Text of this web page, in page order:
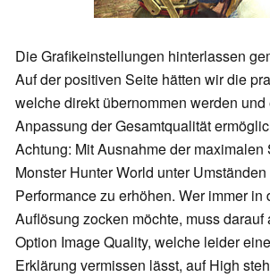
Die Grafikeinstellungen hinterlassen
Auf der positiven Seite hätten wir die
welche direkt übernommen werden
Anpassung der Gesamtqualität
Achtung: Mit Ausnahme der maximalen
Monster Hunter World unter
Performance zu erhöhen. Wer immer in
Auflösung zocken möchte, muss darauf
Option Image Quality, welche leider
Erklärung vermissen lässt, auf High